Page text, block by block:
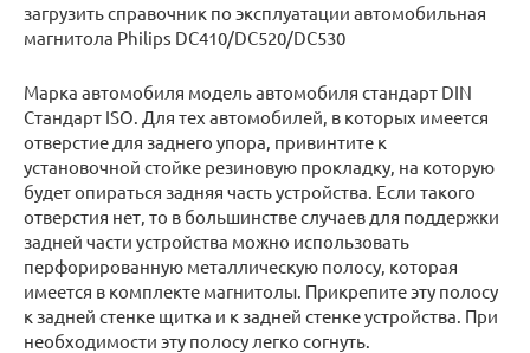
загрузить справочник по эксплуатации автомобильная
магнитола Philips DC410/DC520/DC530
Марка автомобиля модель автомобиля стандарт DIN
Стандарт ISO. Для тех автомобилей, в которых имеется
отверстие для заднего упора, привинтите к
установочной стойке резиновую прокладку, на которую
будет опираться задняя часть устройства. Если такого
отверстия нет, то в большинстве случаев для поддержки
задней части устройства можно использовать
перфорированную металлическую полосу, которая
имеется в комплекте магнитолы. Прикрепите эту полосу
к задней стенке щитка и к задней стенке устройства. При
необходимости эту полосу легко согнуть.